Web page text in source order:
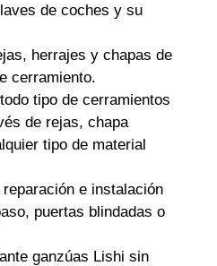
de coches y su
herrajes y chapas de
cerramiento.
tipo de cerramientos
de rejas, chapa
tipo de material
e instalación
puertas blindadas o
ganzúas Lishi sin